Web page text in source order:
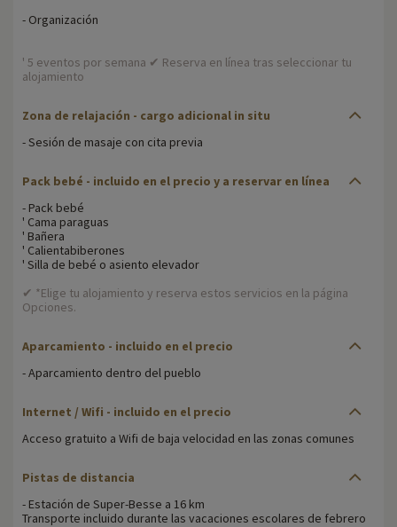
- Organización
' 5 eventos por semana ✔ Reserva en línea tras seleccionar tu
alojamiento
Zona de relajación - cargo adicional in situ
- Sesión de masaje con cita previa
Pack bebé - incluido en el precio y a reservar en línea
- Pack bebé
' Cama paraguas
' Bañera
' Calientabiberones
' Silla de bebé o asiento elevador
✔ *Elige tu alojamiento y reserva estos servicios en la página
Opciones.
Aparcamiento - incluido en el precio
- Aparcamiento dentro del pueblo
Internet / Wifi - incluido en el precio
Acceso gratuito a Wifi de baja velocidad en las zonas comunes
Pistas de distancia
- Estación de Super-Besse a 16 km
Transporte incluido durante las vacaciones escolares de febrero